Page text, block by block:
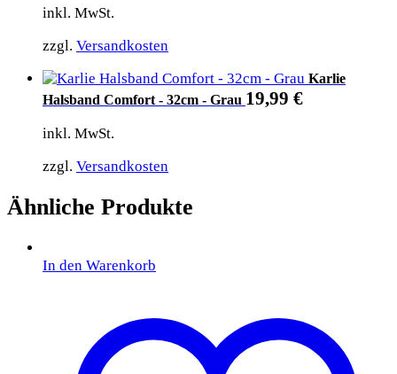
inkl. MwSt.
zzgl. Versandkosten
Karlie
Halsband Comfort - 32cm - Grau 19,99 €
inkl. MwSt.
zzgl. Versandkosten
Ähnliche Produkte
In den Warenkorb